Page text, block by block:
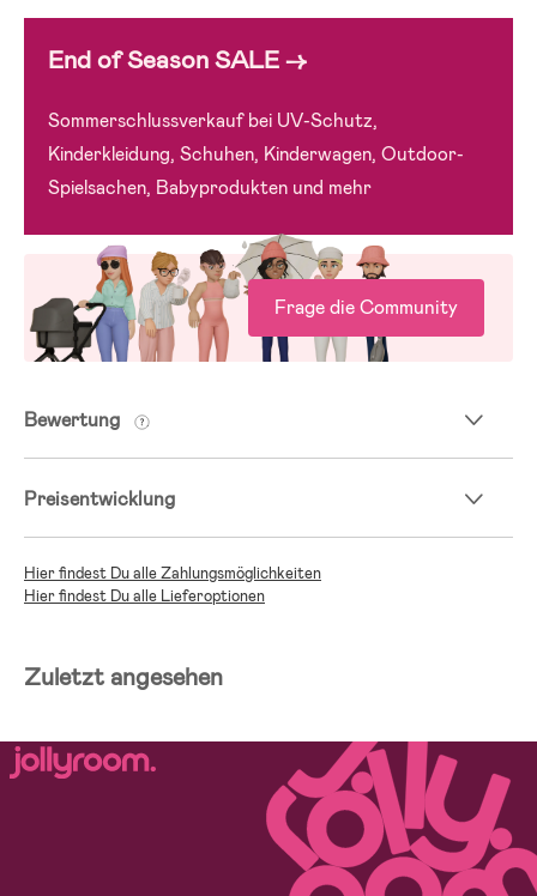
End of Season SALE →
Sommerschlussverkauf bei UV-Schutz,
Kinderkleidung, Schuhen, Kinderwagen, Outdoor-
Spielsachen, Babyprodukten und mehr
Frage die Community
Bewertung
Preisentwicklung
Hier findest Du alle Zahlungsmöglichkeiten
Hier findest Du alle Lieferoptionen
Zuletzt angesehen